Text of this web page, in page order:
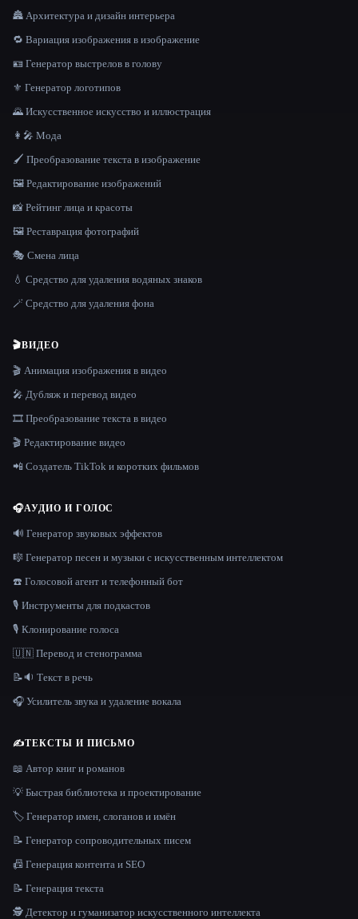
🏯 Архитектура и дизайн интерьера
🔁 Вариация изображения в изображение
🪪 Генератор выстрелов в голову
⚜️ Генератор логотипов
🌄 Искусственное искусство и иллюстрация
👩‍🎤 Мода
🖌️ Преобразование текста в изображение
🖼️ Редактирование изображений
📸 Рейтинг лица и красоты
🖼️ Реставрация фотографий
🎭 Смена лица
💧 Средство для удаления водяных знаков
🪄 Средство для удаления фона
🎬ВИДЕО
🎬 Анимация изображения в видео
🎤 Дубляж и перевод видео
🎞️ Преобразование текста в видео
🎬 Редактирование видео
📲 Создатель TikTok и коротких фильмов
🎧АУДИО И ГОЛОС
🔊 Генератор звуковых эффектов
🎼 Генератор песен и музыки с искусственным интеллектом
☎️ Голосовой агент и телефонный бот
🎙️ Инструменты для подкастов
🎙️ Клонирование голоса
🇺🇳 Перевод и стенограмма
📝🔉 Текст в речь
🎧 Усилитель звука и удаление вокала
✍️ТЕКСТЫ И ПИСЬМО
📖 Автор книг и романов
💡 Быстрая библиотека и проектирование
🏷️ Генератор имен, слоганов и имён
📝 Генератор сопроводительных писем
📠 Генерация контента и SEO
📝 Генерация текста
🕵️ Детектор и гуманизатор искусственного интеллекта